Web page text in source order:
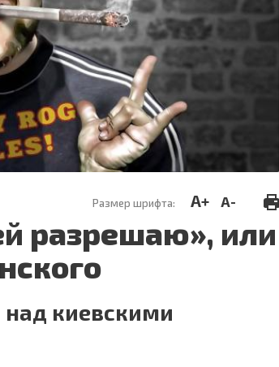
Размер шрифта: A+ A-
разрешаю», или
над киевскими